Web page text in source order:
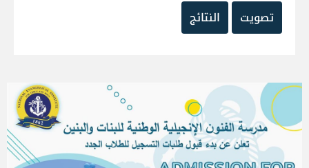
تصويت
النتائج